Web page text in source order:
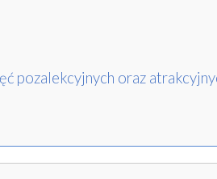
pozalekcyjnych oraz